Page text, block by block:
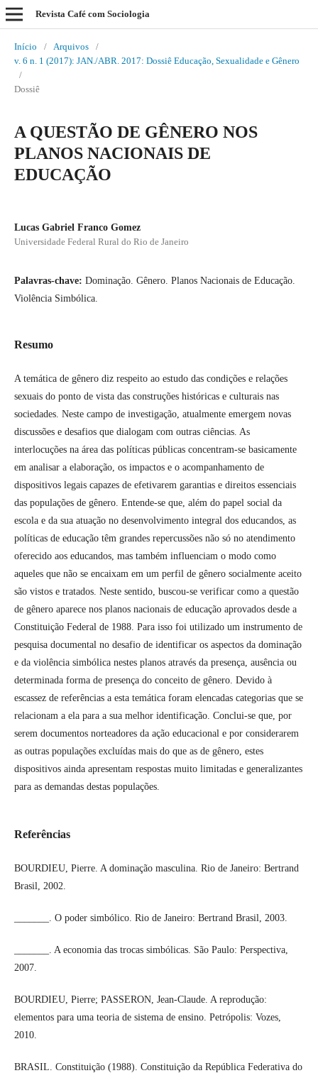
Revista Café com Sociologia
Início / Arquivos
/
v. 6 n. 1 (2017): JAN./ABR. 2017: Dossiê Educação, Sexualidade e Gênero
/
Dossiê
A QUESTÃO DE GÊNERO NOS
PLANOS NACIONAIS DE
EDUCAÇÃO
Lucas Gabriel Franco Gomez
Universidade Federal Rural do Rio de Janeiro
Palavras-chave: Dominação. Gênero. Planos Nacionais de Educação.
Violência Simbólica.
Resumo
A temática de gênero diz respeito ao estudo das condições e relações
sexuais do ponto de vista das construções históricas e culturais nas
sociedades. Neste campo de investigação, atualmente emergem novas
discussões e desafios que dialogam com outras ciências. As
interlocuções na área das políticas públicas concentram-se basicamente
em analisar a elaboração, os impactos e o acompanhamento de
dispositivos legais capazes de efetivarem garantias e direitos essenciais
das populações de gênero. Entende-se que, além do papel social da
escola e da sua atuação no desenvolvimento integral dos educandos, as
políticas de educação têm grandes repercussões não só no atendimento
oferecido aos educandos, mas também influenciam o modo como
aqueles que não se encaixam em um perfil de gênero socialmente aceito
são vistos e tratados. Neste sentido, buscou-se verificar como a questão
de gênero aparece nos planos nacionais de educação aprovados desde a
Constituição Federal de 1988. Para isso foi utilizado um instrumento de
pesquisa documental no desafio de identificar os aspectos da dominação
e da violência simbólica nestes planos através da presença, ausência ou
determinada forma de presença do conceito de gênero. Devido à
escassez de referências a esta temática foram elencadas categorias que se
relacionam a ela para a sua melhor identificação. Conclui-se que, por
serem documentos norteadores da ação educacional e por considerarem
as outras populações excluídas mais do que as de gênero, estes
dispositivos ainda apresentam respostas muito limitadas e generalizantes
para as demandas destas populações.
Referências
BOURDIEU, Pierre. A dominação masculina. Rio de Janeiro: Bertrand
Brasil, 2002.
_______. O poder simbólico. Rio de Janeiro: Bertrand Brasil, 2003.
_______. A economia das trocas simbólicas. São Paulo: Perspectiva,
2007.
BOURDIEU, Pierre; PASSERON, Jean-Claude. A reprodução:
elementos para uma teoria de sistema de ensino. Petrópolis: Vozes,
2010.
BRASIL. Constituição (1988). Constituição da República Federativa do